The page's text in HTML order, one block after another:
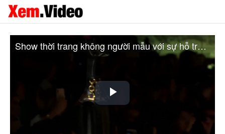
Play
Video
Show thời trang không người mẫu với sự hỗ trợ của thiết bị công nghệ